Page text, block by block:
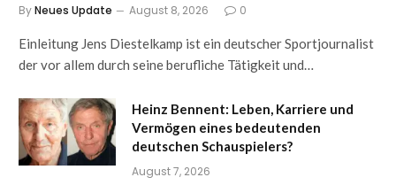
ByNeues Update August 8, 2026 0
Einleitung Jens Diestelkamp ist ein deutscher Sportjournalist
der vor allem durch seine berufliche Tätigkeit und…
Heinz Bennent: Leben, Karriere und
Vermögen eines bedeutenden
deutschen Schauspielers?
August 7, 2026